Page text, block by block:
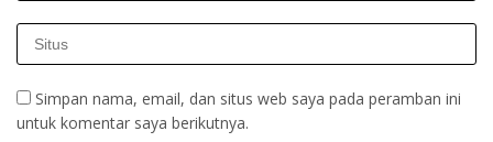
Simpan nama, email, dan situs web saya pada peramban ini
untuk komentar saya berikutnya.